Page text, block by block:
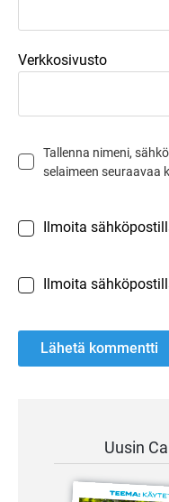
Verkkosivusto
Tallenna nimeni,
selaimeen seuraavaa
Ilmoita
Ilmoita
Uusin